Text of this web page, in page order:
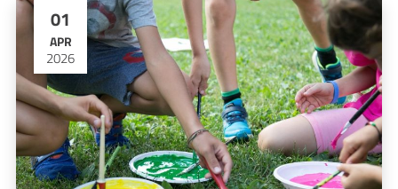
01
APR
2026